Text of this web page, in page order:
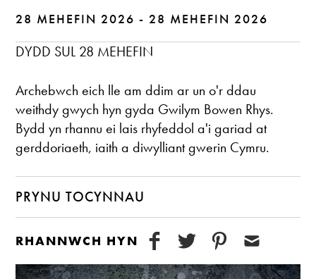
28 MEHEFIN 2026 - 28 MEHEFIN 2026
DYDD SUL 28 MEHEFIN
Archebwch eich lle am ddim ar un o'r ddau
weithdy gwych hyn gyda Gwilym Bowen Rhys.
Bydd yn rhannu ei lais rhyfeddol a'i gariad at
gerddoriaeth, iaith a diwylliant gwerin Cymru.
PRYNU TOCYNNAU
RHANNWCH HYN